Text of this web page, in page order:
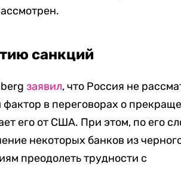
санкций
заявил, что Россия не
в переговорах о
его от США. При этом, по его
некоторых банков из
преодолеть трудности с